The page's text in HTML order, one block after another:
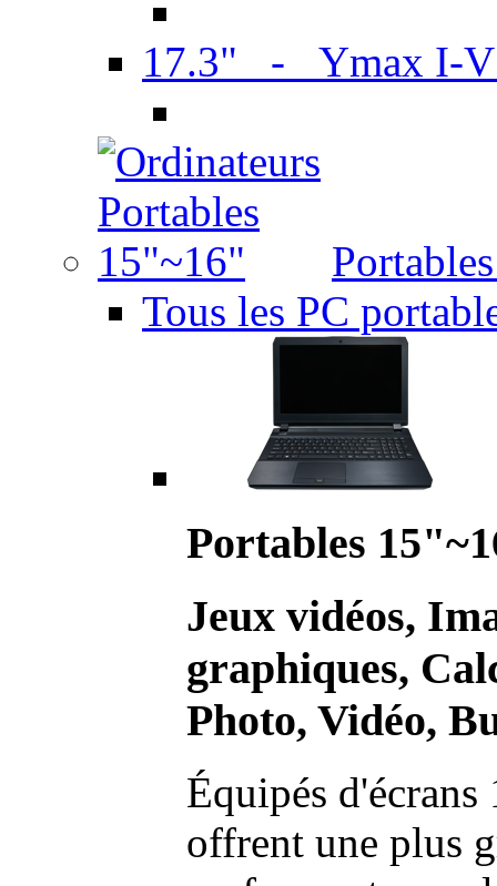
17.3" - Ymax I-
Tous les PC
Portables
Jeux vidéos,
graphiques,
Photo, Vidéo,
Équipés
offrent une plus